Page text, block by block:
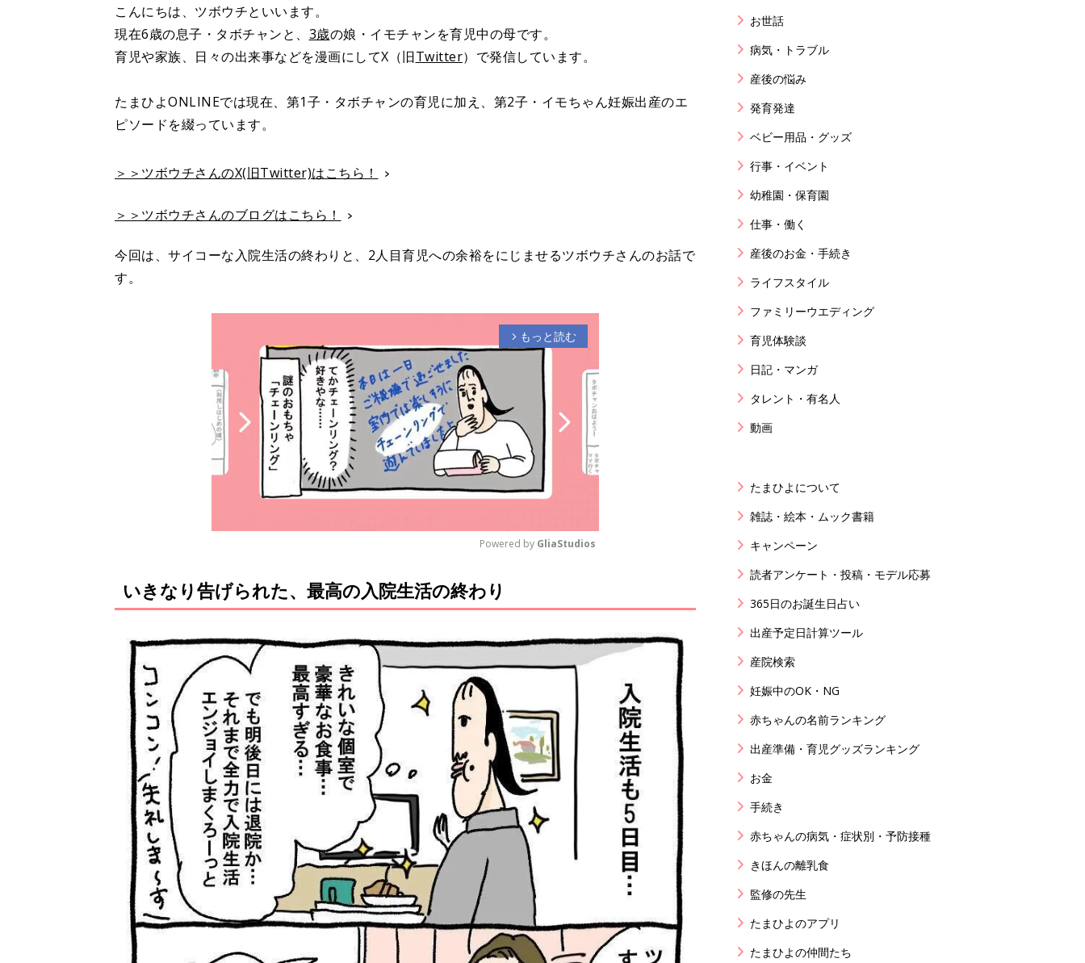
こんにちは、ツボウチといいます。
現在6歳の息子・タボチャンと、 3歳の娘・イモチャンを育児中の母です。
育児や家族、日々の出来事などを漫画にしてX（旧Twitter）で発信しています。
たまひよONLINEでは現在、第1子・タボチャンの育児に加え、第2子・イモちゃん妊娠出産のエ
ピソードを綴っています。
＞＞ツボウチさんのX(旧Twitter)はこちら！
＞＞ツボウチさんのブログはこちら！
今回は、サイコーな入院生活の終わりと、2人目育児への余裕をにじませるツボウチさんのお話で
す。
arrow_forward_ios もっと読む
u
Powered by GliaStudios
いきなり告げられた、最高の入院生活の終わり
お世話
病気・トラブル
産後の悩み
発育発達
ベビー用品・グッズ
行事・イベント
幼稚園・保育園
仕事・働く
産後のお金・手続き
ライフスタイル
ファミリーウエディング
育児体験談
日記・マンガ
タレント・有名人
動画
たまひよについて
雑誌・絵本・ムック書籍
キャンペーン
読者アンケート・投稿・モデル応募
365日のお誕生日占い
出産予定日計算ツール
産院検索
妊娠中のOK・NG
赤ちゃんの名前ランキング
出産準備・育児グッズランキング
お金
手続き
赤ちゃんの病気・症状別・予防接種
きほんの離乳食
監修の先生
たまひよのアプリ
たまひよの仲間たち